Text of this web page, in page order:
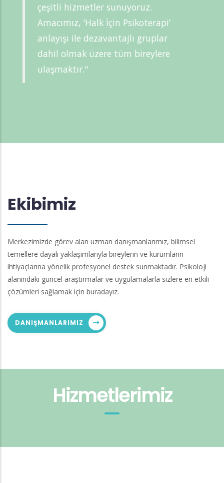
çeşitli hizmetler sunuyoruz.
Amacımız, ‘Halk İçin Psikoterapi’
anlayışı ile dezavantajlı gruplar
dahil olmak üzere tüm bireylere
ulaşmaktır."
Ekibimiz
Merkezimizde görev alan uzman danışmanlarımız, bilimsel
temellere dayalı yaklaşımlarıyla bireylerin ve kurumların
ihtiyaçlarına yönelik profesyonel destek sunmaktadır. Psikoloji
alanındaki güncel araştırmalar ve uygulamalarla sizlere en etkili
çözümleri sağlamak için buradayız.
DANIŞMANLARIMIZ
Hizmetlerimiz